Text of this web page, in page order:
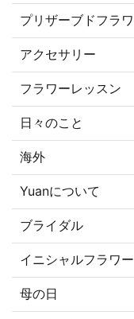
プリザーブドフラ
アクセサリー
フラワーレッスン
日々のこと
海外
Yuanについて
ブライダル
イニシャルフラワー
母の日